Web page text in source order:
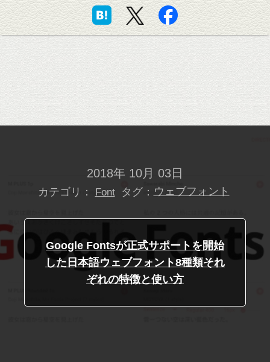
2018年 10月 03日
カテゴリ： Font タグ： ウェブフォント
Google Fontsが正式サポートを開始
した日本語ウェブフォント8種類それ
ぞれの特徴と使い方